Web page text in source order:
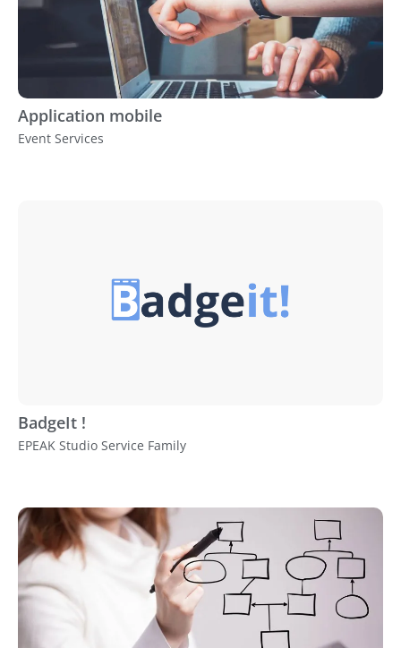
Application mobile
Event Services
BadgeIt !
EPEAK Studio Service Family